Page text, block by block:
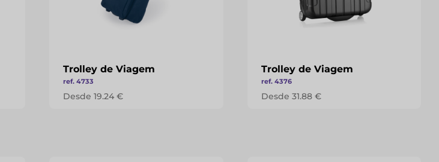
Trolley de Viagem
ref. 4733
Desde 19.24 €
Trolley de Viagem
ref. 4376
Desde 31.88 €